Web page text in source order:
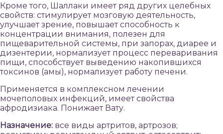
Кроме того, Шаллаки имеет ряд других целебных
свойств: стимулирует мозговую деятельность,
улучшает зрение, повышает способность к
концентрации внимания, полезен для
пищеварительной системы, при запорах, диарее и
дизентерии, нормализует процесс переваривания
пищи, способствует выведению накопившихся
токсинов (амы), нормализует работу печени.
Применяется в комплексном лечении
мочеполовых инфекций, имеет свойства
афродизиака. Понижает Вату.
Назначение: все виды артритов, артрозов;